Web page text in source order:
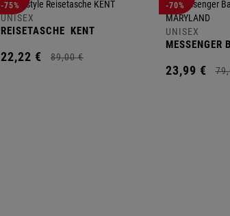
-75%
UNISEX
REISETASCHE KENT
22,22 € 89,00 €
-70%
UNISEX
MESSENGER
23,99 € 79,